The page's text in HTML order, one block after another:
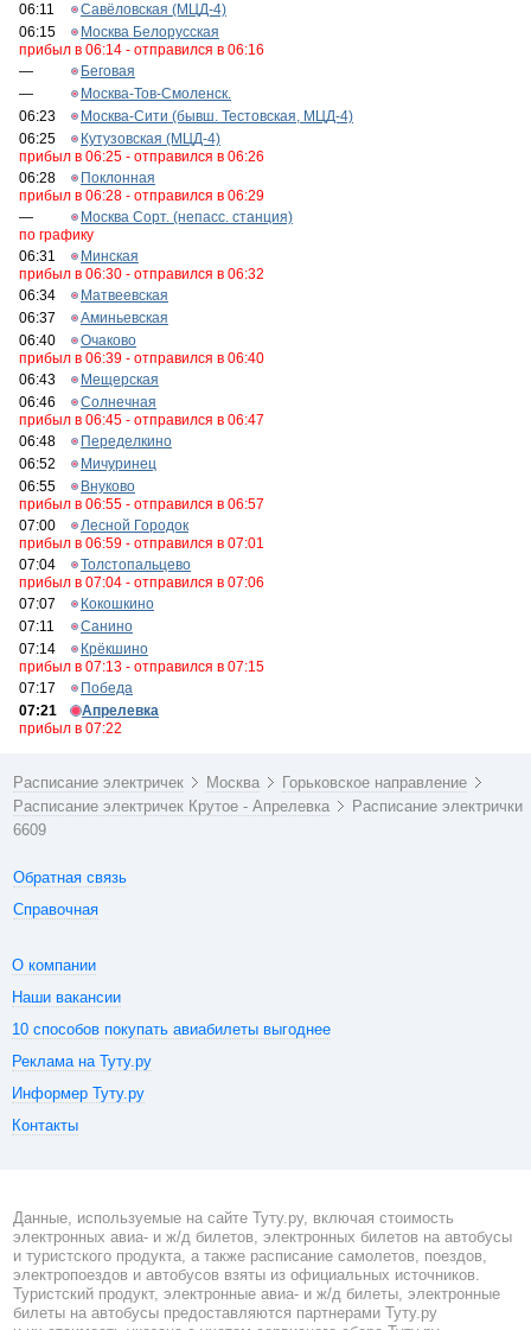
06:11
Савёловская (МЦД-4)
06:15
Москва Белорусская
прибыл в 06:14 - отправился в 06:16
—
Беговая
—
Москва-Тов-Смоленск.
06:23
Москва-Сити (бывш. Тестовская, МЦД-4)
06:25
Кутузовская (МЦД-4)
прибыл в 06:25 - отправился в 06:26
06:28
Поклонная
прибыл в 06:28 - отправился в 06:29
—
Москва Сорт. (непасс. станция)
по графику
06:31
Минская
прибыл в 06:30 - отправился в 06:32
06:34
Матвеевская
06:37
Аминьевская
06:40
Очаково
прибыл в 06:39 - отправился в 06:40
06:43
Мещерская
06:46
Солнечная
прибыл в 06:45 - отправился в 06:47
06:48
Переделкино
06:52
Мичуринец
06:55
Внуково
прибыл в 06:55 - отправился в 06:57
07:00
Лесной Городок
прибыл в 06:59 - отправился в 07:01
07:04
Толстопальцево
прибыл в 07:04 - отправился в 07:06
07:07
Кокошкино
07:11
Санино
07:14
Крёкшино
прибыл в 07:13 - отправился в 07:15
07:17
Победа
07:21
Апрелевка
прибыл в 07:22
Расписание электричек Москва
Горьковское направление
Расписание электричек Крутое - Апрелевка
Расписание электрички
6609
Обратная связь
Справочная
О компании
Наши вакансии
10 способов покупать авиабилеты выгоднее
Реклама на Туту.ру
Информер Туту.ру
Контакты
Данные, используемые на сайте Туту.ру, включая стоимость
электронных авиа- и ж/д билетов, электронных билетов на автобусы
и туристского продукта, а также расписание самолетов, поездов,
электропоездов и автобусов взяты из официальных источников.
Туристский продукт, электронные авиа- и ж/д билеты, электронные
билеты на автобусы предоставляются партнерами Туту.ру